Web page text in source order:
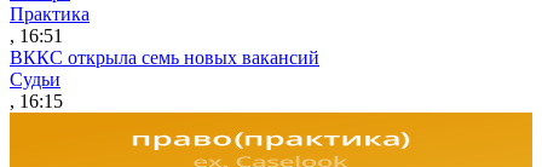
Практика
, 16:51
ВККС открыла семь новых вакансий
Судьи
, 16:15